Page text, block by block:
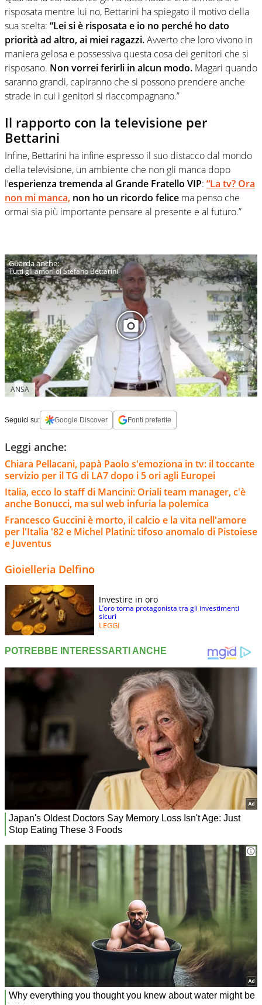
risposata mentre lui no, Bettarini ha spiegato il motivo della
sua scelta: “Lei si è risposata e io no perché ho dato
priorità ad altro, ai miei ragazzi.Avverto che loro vivono in
maniera gelosa e possessiva questa cosa dei genitori che si
risposano. Non vorrei ferirli in alcun modo. Magari quando
saranno grandi, capiranno che si possono prendere anche
strade in cui i genitori si riaccompagnano.”
Il rapporto con la televisione per
Bettarini
Infine, Bettarini ha infine espresso il suo distacco dal mondo
della televisione, un ambiente che non gli manca dopo
l’esperienza tremenda al Grande Fratello VIP: “La tv? Ora
non mi manca, non ho un ricordo felice ma penso che
ormai sia più importante pensare al presente e al futuro.”
Tutti gli amori di Stefano Bettarini
ANSA
Seguici su: Google Discover Fonti preferite
Leggi anche:
Chiara Pellacani, papà Paolo s'emoziona in tv: il toccante
servizio per il TG di LA7 dopo i 5 ori agli Europei
Italia, ecco lo staff di Mancini: Oriali team manager, c'è
anche Bonucci, ma sul web infuria la polemica
Francesco Guccini è morto, il calcio e la vita nell'amore
per l'Italia '82 e Michel Platini: tifoso anomalo di Pistoiese
e Juventus
Gioielleria Delfino
Investire in oro
L’oro torna protagonista tra gli investimenti
sicuri
LEGGI